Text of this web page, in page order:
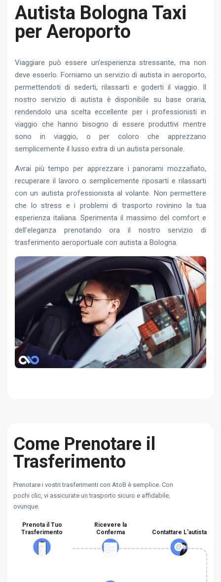
Autista Bologna Taxi
per Aeroporto
Viaggiare può essere un’esperienza stressante, ma non
deve esserlo. Forniamo un servizio di autista in aeroporto,
permettendoti di sederti, rilassarti e goderti il ​​viaggio. Il
nostro servizio di autista è disponibile su base oraria,
rendendolo una scelta eccellente per i professionisti in
viaggio che hanno bisogno di essere produttivi mentre
sono in viaggio, o per coloro che apprezzano
semplicemente il lusso extra di un autista personale.
Avrai più tempo per apprezzare i panorami mozzafiato,
recuperare il lavoro o semplicemente riposarti e rilassarti
con un autista professionista al volante. Non permettere
che lo stress e i problemi di trasporto rovinino la tua
esperienza italiana. Sperimenta il massimo del comfort e
dell’eleganza prenotando ora il nostro servizio di
trasferimento aeroportuale con autista a Bologna.
Come Prenotare il
Trasferimento
Prenotare i vostri trasferimenti con AtoB è semplice. Con
pochi clic, vi assicurate un trasporto sicuro e affidabile,
ovunque.
Prenota il Tuo
Trasferimento
Ricevere la
Conferma
Contattare L'autista